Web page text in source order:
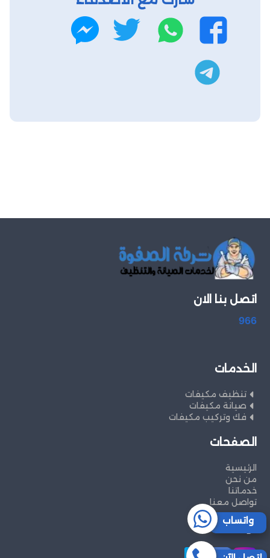
فيسبوك واتساب تويتر
واتساب
اتصل بنا الان
966
الخدمات
تنظيف مكيفات
صيانة مكيفات
فك وتركيب مكيفات
الصفحات
الرئيسية
من نحن
خدماتنا
تواصل معنا
تواصل معنا